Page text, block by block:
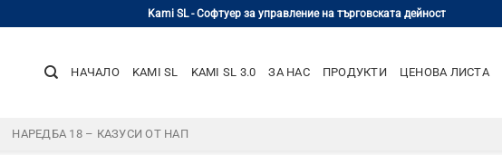
Kami SL - Софтуер за управление на търговската дейност
НАЧАЛО KAMI SL KAMI SL 3.0 ЗА НАС ПРОДУКТИ ЦЕНОВА ЛИСТА
НАРЕДБА 18 – КАЗУСИ ОТ НАП